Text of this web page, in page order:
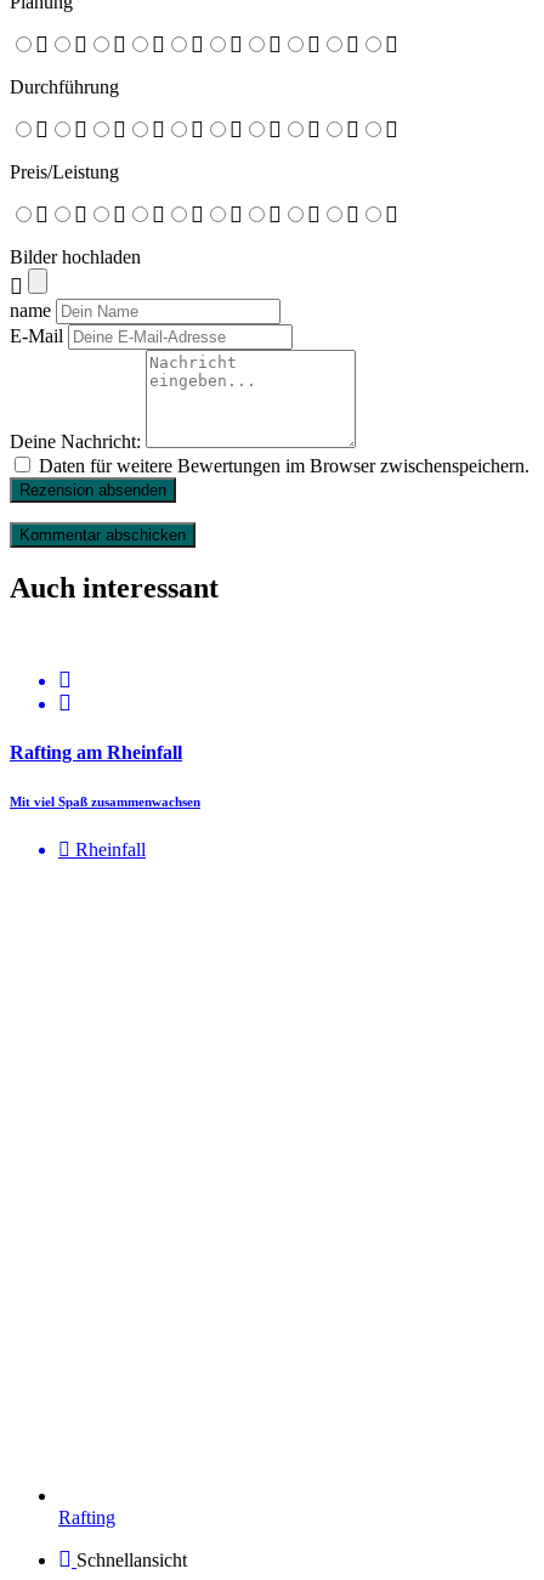
Durchführung
Preis/Leistung
Bilder hochladen
name
E-Mail
Deine Nachricht:
Daten für weitere Bewertungen im Browser zwischenspeichern.
Rezension absenden
Auch interessant
Rafting am Rheinfall
Mit viel Spaß zusammenwachsen
Rheinfall
Rafting
Schnellansicht